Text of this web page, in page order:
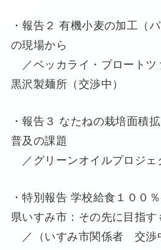
・報告２ 有機小麦の加工（
の現場から
／ベッカライ・ブロートツ
黒沢製麺所（交渉中）
・報告３ なたねの栽培面積
普及の課題
／グリーンオイルプロジェ
・特別報告 学校給食１００
県いすみ市：その先に目指す
／（いすみ市関係者 交渉